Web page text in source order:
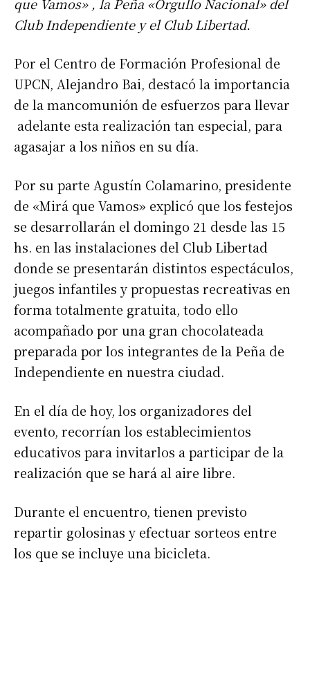
que Vamos» , la Peña «Orgullo Nacional» del
Club Independiente y el Club Libertad.
Por el Centro de Formación Profesional de
UPCN, Alejandro Bai, destacó la importancia
de la mancomunión de esfuerzos para llevar
adelante esta realización tan especial, para
agasajar a los niños en su día.
Por su parte Agustín Colamarino, presidente
de «Mirá que Vamos» explicó que los festejos
se desarrollarán el domingo 21 desde las 15
hs. en las instalaciones del Club Libertad
donde se presentarán distintos espectáculos,
juegos infantiles y propuestas recreativas en
forma totalmente gratuita, todo ello
acompañado por una gran chocolateada
preparada por los integrantes de la Peña de
Independiente en nuestra ciudad.
En el día de hoy, los organizadores del
evento, recorrían los establecimientos
educativos para invitarlos a participar de la
realización que se hará al aire libre.
Durante el encuentro, tienen previsto
repartir golosinas y efectuar sorteos entre
los que se incluye una bicicleta.